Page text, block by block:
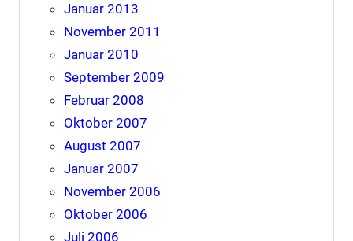
Januar 2013
November 2011
Januar 2010
September 2009
Februar 2008
Oktober 2007
August 2007
Januar 2007
November 2006
Oktober 2006
Juli 2006